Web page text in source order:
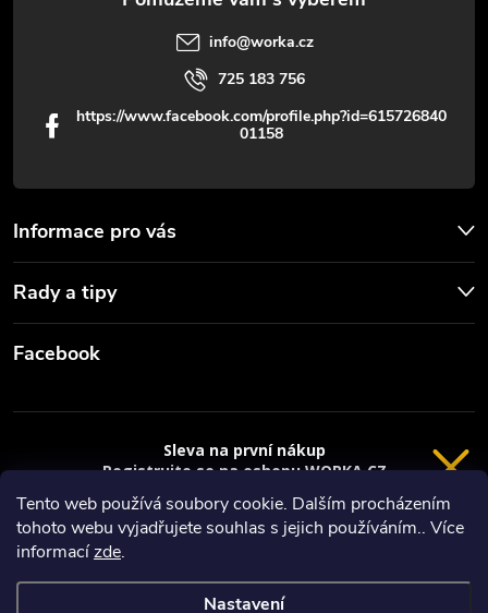
Tento web používá soubory cookie. Dalším procházením
tohoto webu vyjadřujete souhlas s jejich používáním.. Více
informacízde.
Nastavení
Informace pro vás
Rady a tipy
info@worka.cz
725 183 756
https://www.facebook.com/profile.php?id=615726840
01158
Facebook
Copyright 2026
VRÁCENÍ 14 DNÍ
Sleva na první nákup
Registrujte se na eshopu WORKA.CZ
sleva 100 Kč* na nákup je Vaše.
Registrace
Privacy policy